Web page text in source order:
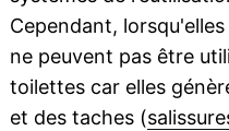
Cependant,
ne peuvent pas être
toilettes car elles
et des taches (